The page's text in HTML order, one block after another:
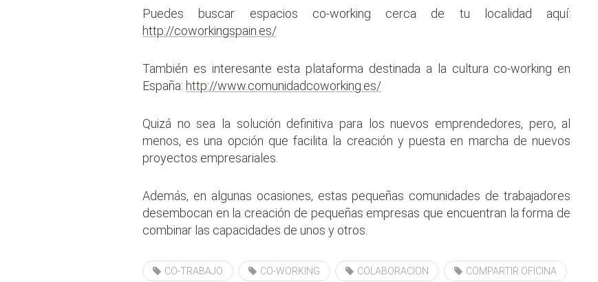
Puedes buscar espacios co-working cerca de tu localidad aquí:
http://coworkingspain.es/
También es interesante esta plataforma destinada a la cultura co-working en
España: http://www.comunidadcoworking.es/
Quizá no sea la solución definitiva para los nuevos emprendedores, pero, al
menos, es una opción que facilita la creación y puesta en marcha de nuevos
proyectos empresariales.
Además, en algunas ocasiones, estas pequeñas comunidades de trabajadores
desembocan en la creación de pequeñas empresas que encuentran la forma de
combinar las capacidades de unos y otros.
CO-TRABAJO CO-WORKING COLABORACION COMPARTIR OFICINA